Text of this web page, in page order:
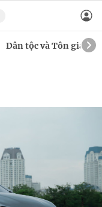
Dân tộc và Tôn giáo